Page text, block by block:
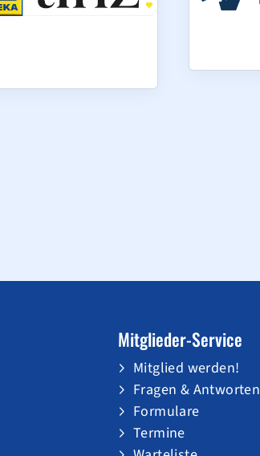
Mitglieder-Service
Mitglied werden!
Fragen & Antworten
Formulare
Termine